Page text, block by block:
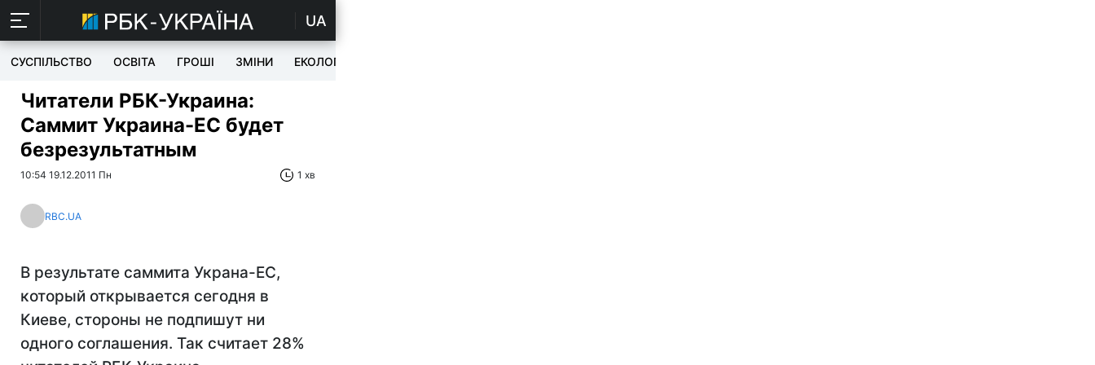
UA
СУСПІЛЬСТВО ОСВІТА ГРОШІ ЗМІНИ ЕКОЛОГІЯ
Читатели РБК-Украина:
Саммит Украина-ЕС будет
безрезультатным
10:54 19.12.2011 Пн 1 хв
RBC.UA
В результате саммита Украна-ЕС,
который открывается сегодня в
Киеве, стороны не подпишут ни
одного соглашения. Так считает 28%